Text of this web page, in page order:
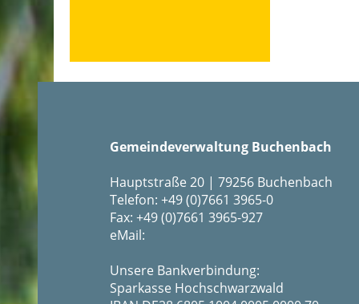
Gemeindeverwaltung Buchenbach
Hauptstraße 20 | 79256 Buchenbach
Telefon: +49 (0)7661 3965-0
Fax: +49 (0)7661 3965-927
eMail:
Unsere Bankverbindung:
Sparkasse Hochschwarzwald